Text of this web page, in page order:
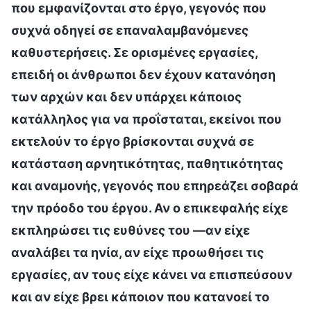
που εμφανίζονται στο έργο, γεγονός που
συχνά οδηγεί σε επαναλαμβανόμενες
καθυστερήσεις. Σε ορισμένες εργασίες,
επειδή οι άνθρωποι δεν έχουν κατανόηση
των αρχών και δεν υπάρχει κάποιος
κατάλληλος για να προΐσταται, εκείνοι που
εκτελούν το έργο βρίσκονται συχνά σε
κατάσταση αρνητικότητας, παθητικότητας
και αναμονής, γεγονός που επηρεάζει σοβαρά
την πρόοδο του έργου. Αν ο επικεφαλής είχε
εκπληρώσει τις ευθύνες του —αν είχε
αναλάβει τα ηνία, αν είχε προωθήσει τις
εργασίες, αν τους είχε κάνει να επισπεύσουν
και αν είχε βρει κάποιον που κατανοεί το